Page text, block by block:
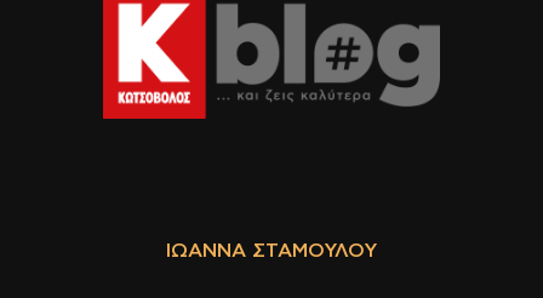
ΙΩΆΝΝΑ ΣΤΑΜΟΎΛΟΥ